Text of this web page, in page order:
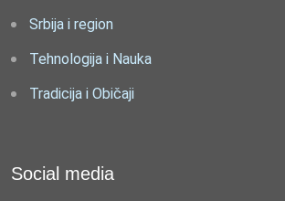
Srbija i region
Tehnologija i Nauka
Tradicija i Običaji
Social media